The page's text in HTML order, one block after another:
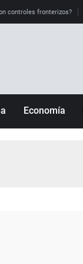
controles fronterizos?
Economía